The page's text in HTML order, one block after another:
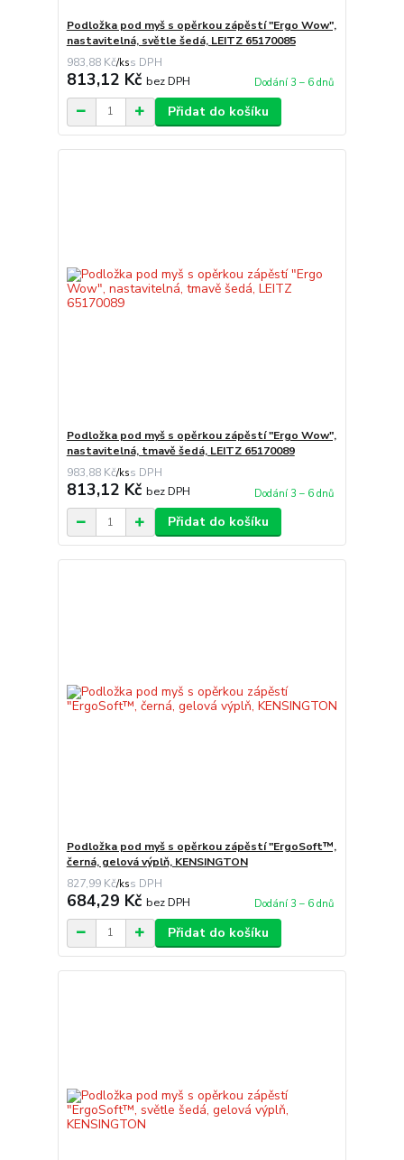
Podložka pod myš s opěrkou zápěstí "Ergo Wow",
nastavitelná, světle šedá, LEITZ 65170085
983,88 Kč/ks
813,12 Kč bez DPH Dodání 3 – 6 dnů
Přidat do košíku
Podložka pod myš s opěrkou zápěstí "Ergo Wow",
nastavitelná, tmavě šedá, LEITZ 65170089
983,88 Kč/ks
813,12 Kč bez DPH Dodání 3 – 6 dnů
Přidat do košíku
Podložka pod myš s opěrkou zápěstí "ErgoSoft™,
černá, gelová výplň, KENSINGTON
827,99 Kč/ks
684,29 Kč bez DPH Dodání 3 – 6 dnů
Přidat do košíku